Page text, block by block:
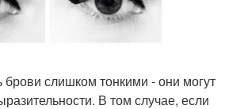
брови слишком тонкими - они могут
В том случае, если